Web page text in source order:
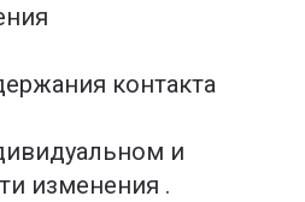
контакта
и
изменения .